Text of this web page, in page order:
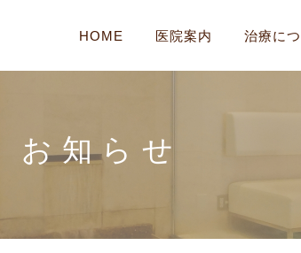
HOME 医院案内 治療に
お知らせ